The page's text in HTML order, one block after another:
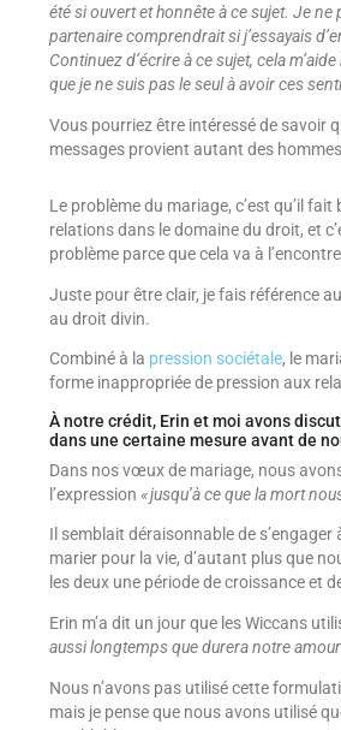
été si ouvert et honnête à ce sujet. Je ne
partenaire comprendrait si j’essayais
Continuez d’écrire à ce sujet, cela
que je ne suis pas le seul à avoir ces
Vous pourriez être intéressé de savoir
messages provient autant des
Le problème du mariage, c’est qu’il fait
relations dans le domaine du droit, et
problème parce que cela va à
Juste pour être clair, je fais référence
au droit divin.
Combiné à la pression sociétale, le
forme inappropriée de pression aux
À notre crédit, Erin et moi avons
dans une certaine mesure avant de
Dans nos vœux de mariage, nous
l’expression « jusqu’à ce que la mort
Il semblait déraisonnable de s’engager
marier pour la vie, d’autant plus que
les deux une période de croissance et
Erin m’a dit un jour que les Wiccans
aussi longtemps que durera notre amour
Nous n’avons pas utilisé cette
mais je pense que nous avons utilisé